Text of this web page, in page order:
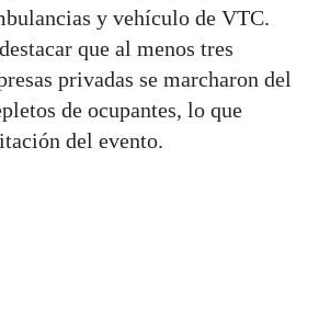
y vehículo de VTC.
que al menos tres
privadas se marcharon del
de ocupantes, lo que
del evento.